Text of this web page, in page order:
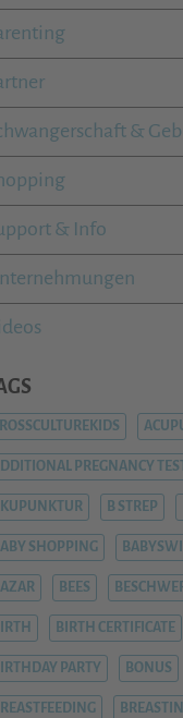
&
& Info
PREGNANCY
B STREP
SHOPPING
BEES
BIRTH CERTIFICATE
PARTY BONUS